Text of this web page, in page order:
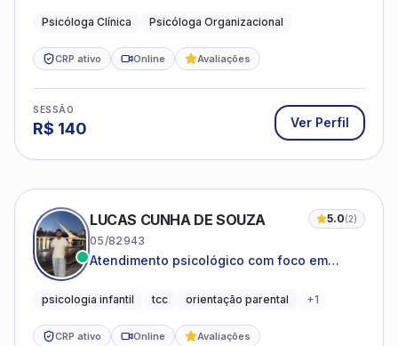
Psicóloga Clínica Psicóloga Organizacional
CRP ativo Online Avaliações
SESSÃO
R$ 140 Ver Perfil
LUCAS CUNHA DE SOUZA 5.0(2)
05/82943
Atendimento psicológico com foco em
promovendo equilíbrio emocional e
psicologia infantil tcc orientação parental +1
CRP ativo Online Avaliações